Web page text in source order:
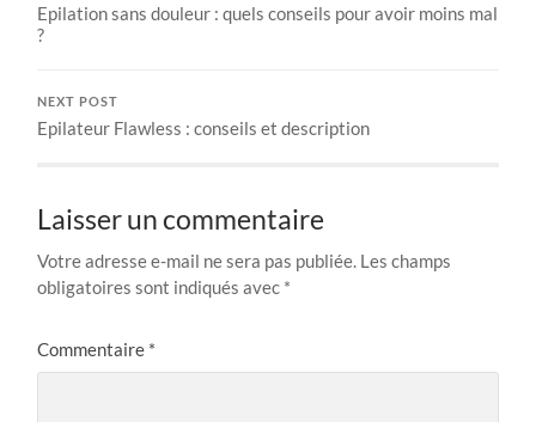
Epilation sans douleur : quels conseils pour avoir moins mal
?
NEXT POST
Epilateur Flawless : conseils et description
Laisser un commentaire
Votre adresse e-mail ne sera pas publiée. Les champs
obligatoires sont indiqués avec *
Commentaire *